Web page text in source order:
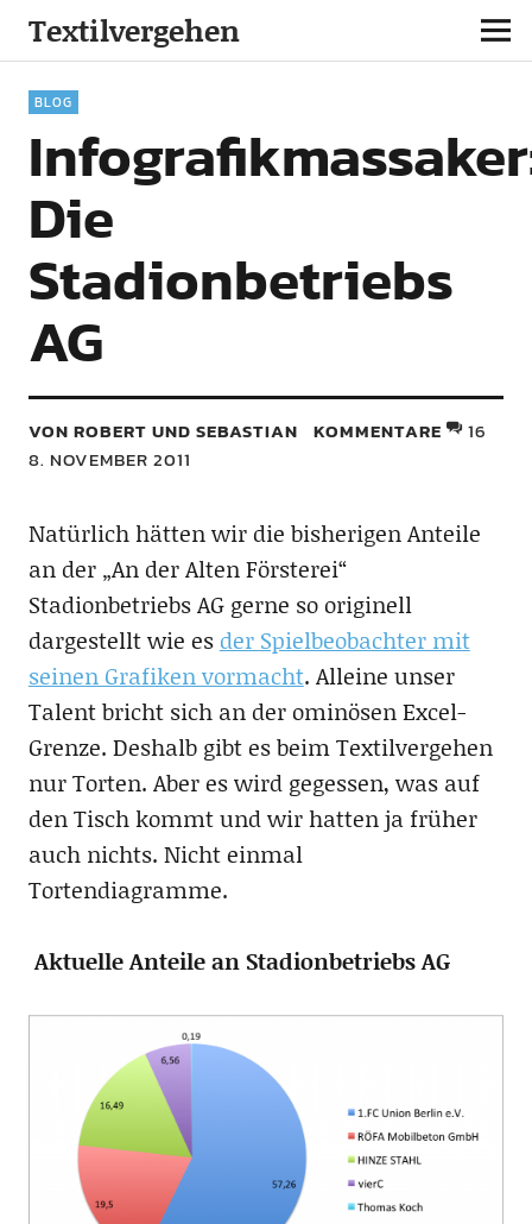
Textilvergehen
BLOG
Die
Stadionbetriebs
AG
VON ROBERT UND SEBASTIAN
8. NOVEMBER 2011
KOMMENTARE 16
Natürlich hätten wir die bisherigen Anteile
an der „An der Alten Försterei“
Stadionbetriebs AG gerne so originell
dargestellt wie es der Spielbeobachter mit
seinen Grafiken vormacht. Alleine unser
Talent bricht sich an der ominösen Excel-
Grenze. Deshalb gibt es beim Textilvergehen
nur Torten. Aber es wird gegessen, was auf
den Tisch kommt und wir hatten ja früher
auch nichts. Nicht einmal
Tortendiagramme.
Aktuelle Anteile an Stadionbetriebs AG